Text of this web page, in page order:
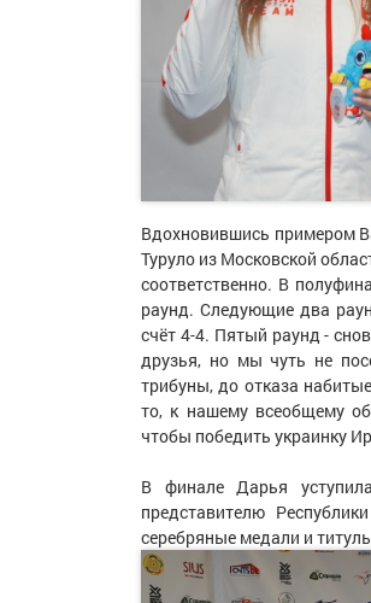
Вдохновившись примером
Туруло из Московской
соответственно. В
раунд. Следующие два
счёт 4-4. Пятый раунд -
друзья, но мы чуть не
трибуны, до отказа
то, к нашему всеобщему
чтобы победить украинку
В финале Дарья
представителю
серебряные медали и